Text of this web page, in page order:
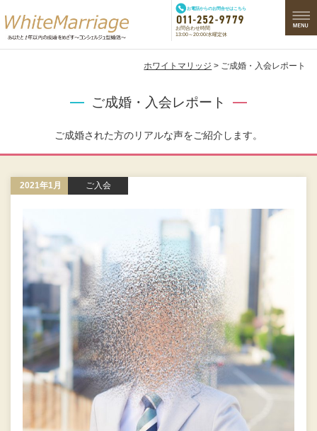
お電話からのお問合せはこちら
お問合わせ時間
13:00～20:00/水曜定休
ホワイトマリッジ > ご成婚・入会レポート
ご成婚・入会レポート
ご成婚された方のリアルな声をご紹介します。
2021年1月 ご入会